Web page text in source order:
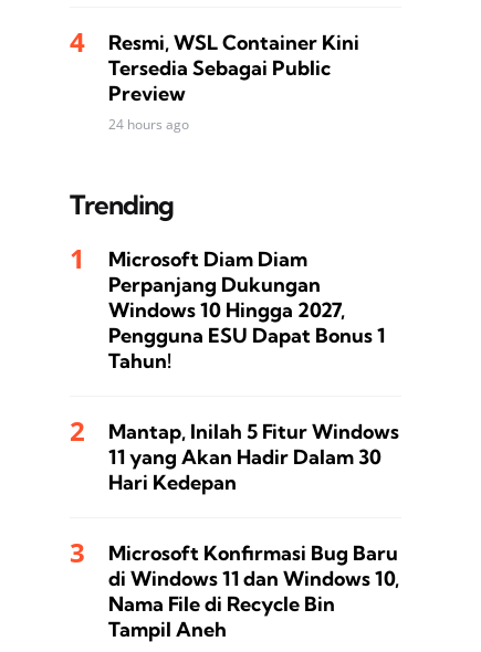
Resmi, WSL Container Kini
Tersedia Sebagai Public
Preview
24 hours ago
Trending
Microsoft Diam Diam
Perpanjang Dukungan
Windows 10 Hingga 2027,
Pengguna ESU Dapat Bonus 1
Tahun!
Mantap, Inilah 5 Fitur Windows
11 yang Akan Hadir Dalam 30
Hari Kedepan
Microsoft Konfirmasi Bug Baru
di Windows 11 dan Windows 10,
Nama File di Recycle Bin
Tampil Aneh